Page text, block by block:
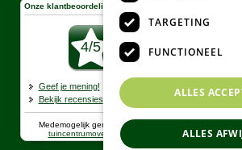
TARGETING
FUNCTIONEEL
ALLES
ALLES